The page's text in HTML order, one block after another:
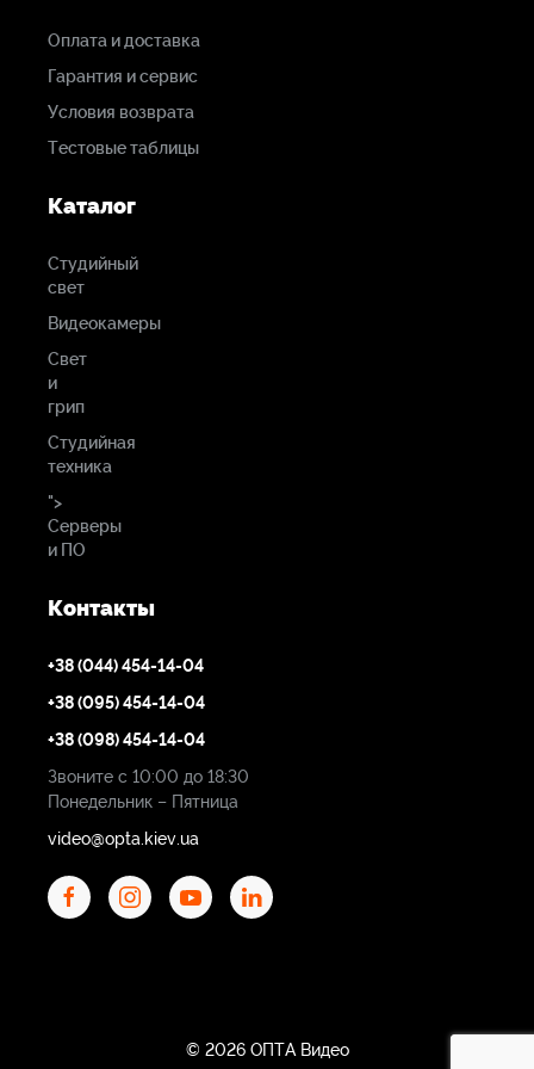
Оплата и доставка
Гарантия и сервис
Условия возврата
Тестовые таблицы
Каталог
Студийный
свет
Видеокамеры
Свет
и
грип
Студийная
техника
">
Серверы
и ПО
Контакты
+38 (044) 454-14-04
+38 (095) 454-14-04
+38 (098) 454-14-04
Звоните с 10:00 до 18:30
Понедельник – Пятница
video@opta.kiev.ua
© 2026 ОПТА Видео